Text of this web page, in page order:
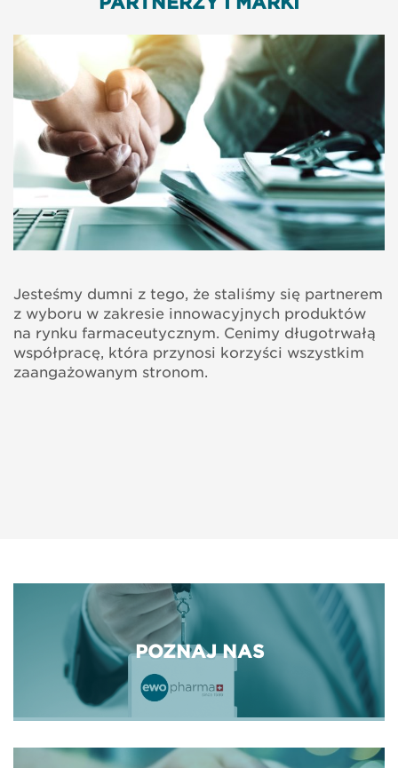
Jesteśmy dumni z tego, że staliśmy się partnerem
z wyboru w zakresie innowacyjnych produktów
na rynku farmaceutycznym. Cenimy długotrwałą
współpracę, która przynosi korzyści wszystkim
zaangażowanym stronom.
POZNAJ NAS